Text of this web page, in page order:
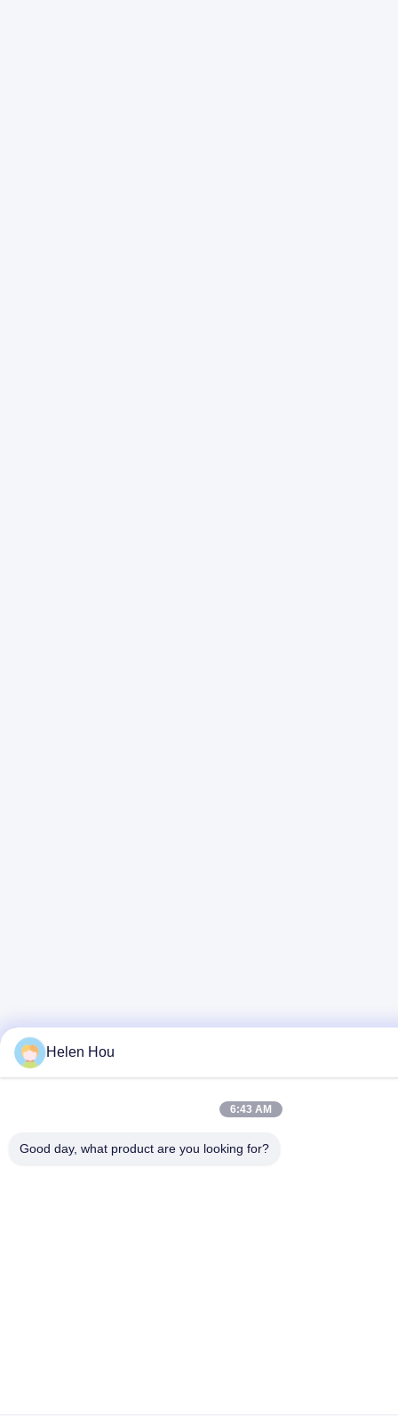
Helen Hou
6:43 AM
Good day, what product are you looking for?